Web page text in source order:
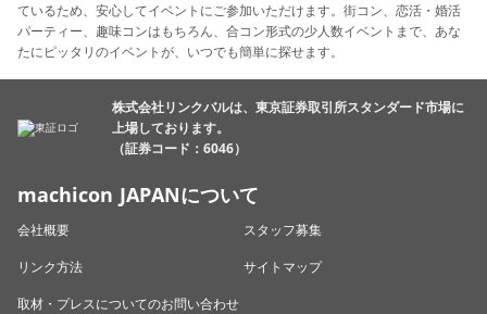
ているため、安心してイベントにご参加いただけます。街コン、恋活・婚活
パーティー、趣味コンはもちろん、合コン形式の少人数イベントまで、あな
たにピッタリのイベントが、いつでも簡単に探せます。
株式会社リンクバルは、東京証券取引所スタンダード市場に
上場しております。
（証券コード：6046）
machicon JAPANについて
会社概要
スタッフ募集
リンク方法
サイトマップ
取材・プレスについてのお問い合わせ